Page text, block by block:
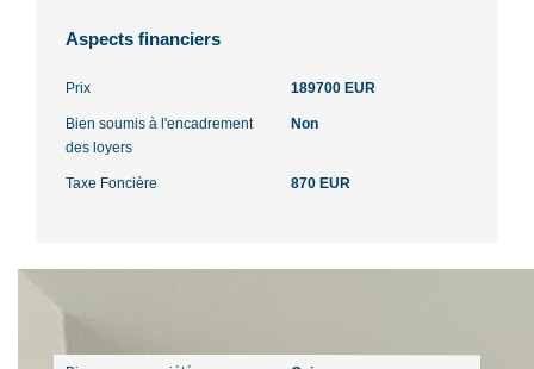
Aspects financiers
Prix 189700 EUR
Bien soumis à l'encadrement
des loyers
Non
Taxe Foncière 870 EUR